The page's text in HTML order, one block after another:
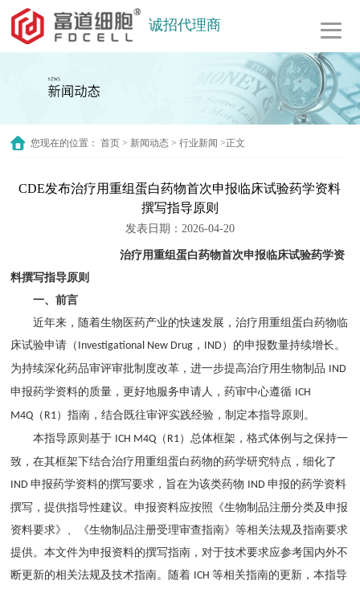
诚招代理商
您现在的位置：首页 > 新闻动态 >行业新闻 >正文
CDE发布治疗用重组蛋白药物首次申报临床试验药学资料
撰写指导原则
发表日期：2026-04-20
治疗用重组蛋白药物首次申报临床试验药学资
料撰写指导原则
一、前言
近年来，随着生物医药产业的快速发展，治疗用重组蛋白药物临
床试验申请（ Investigational New Drug ， IND）的申报数量持续增长。
为持续深化药品审评审批制度改革，进一步提高治疗用生物制品 IND
申报药学资料的质量，更好地服务申请人，药审中心遵循 ICH
M4Q （ R1）指南，结合既往审评实践经验，制定本指导原则。
本指导原则基于 ICH M4Q （ R1）总体框架，格式体例与之保持一
致，在其框架下结合治疗用重组蛋白药物的药学研究特点，细化了
IND申报药学资料的撰写要求，旨在为该类药物 IND申报的药学资料
撰写，提供指导性建议。申报资料应按照《生物制品注册分类及申报
资料要求》、《生物制品注册受理审查指南》等相关法规及指南要求
提供。本文件为申报资料的撰写指南，对于技术要求应参考国内外不
断更新的相关法规及技术指南。随着 ICH等相关指南的更新，本指导